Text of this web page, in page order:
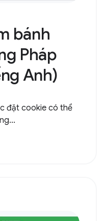
bánh
Pháp
Anh)
đặt cookie có thể